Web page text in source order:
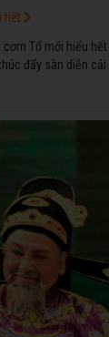
Tổ mới hiểu
đẩy sàn diễn
tiết